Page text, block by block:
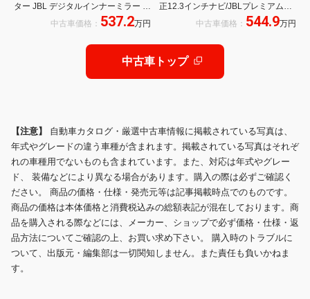
ター JBL デジタルインナーミラー ブ
ラインドスポットモニターアクセサ
中古車価格： 537.2万円
正12.3インチナビ/JBLプレミアムサ
ウンド/パノラミックビューモニタ
ングヒーター/ベンチレーション
中古車価格： 544.9万円
中古車トップ
【注意】 自動車カタログ・厳選中古車情報に掲載されている写真は、
年式やグレードの違う車種が含まれます。掲載されている写真はそれぞ
れの車種用でないものも含まれています。また、対応は年式やグレー
ド、 装備などにより異なる場合があります。購入の際は必ずご確認く
ださい。 商品の価格・仕様・発売元等は記事掲載時点でのものです。
商品の価格は本体価格と消費税込みの総額表記が混在しております。商
品を購入される際などには、メーカー、ショップで必ず価格・仕様・返
品方法についてご確認の上、お買い求め下さい。 購入時のトラブルに
ついて、出版元・編集部は一切関知しません。また責任も負いかねま
す。